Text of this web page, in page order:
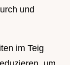
und
im Teig